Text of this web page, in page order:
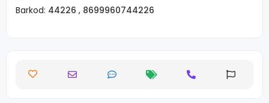
Barkod: 44226 , 8699960744226